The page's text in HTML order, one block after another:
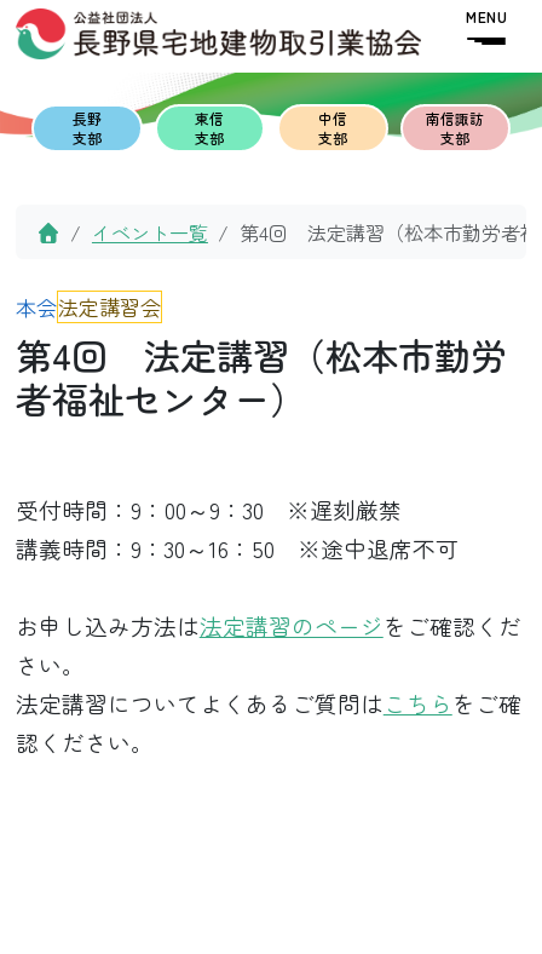
Skip to content
Skip to footer
長野
支部
東信
支部
中信
支部
南信諏訪
支部
Homeイベント一覧 第4回 法定講習（松本市勤労者
本会法定講習会
第4回 法定講習（松本市勤労
者福祉センター）
受付時間：9：00～9：30 ※遅刻厳禁
講義時間：9：30～16：50 ※途中退席不可
お申し込み方法は法定講習のページをご確認くだ
さい。
法定講習についてよくあるご質問は こちら をご確
認ください。
MENU